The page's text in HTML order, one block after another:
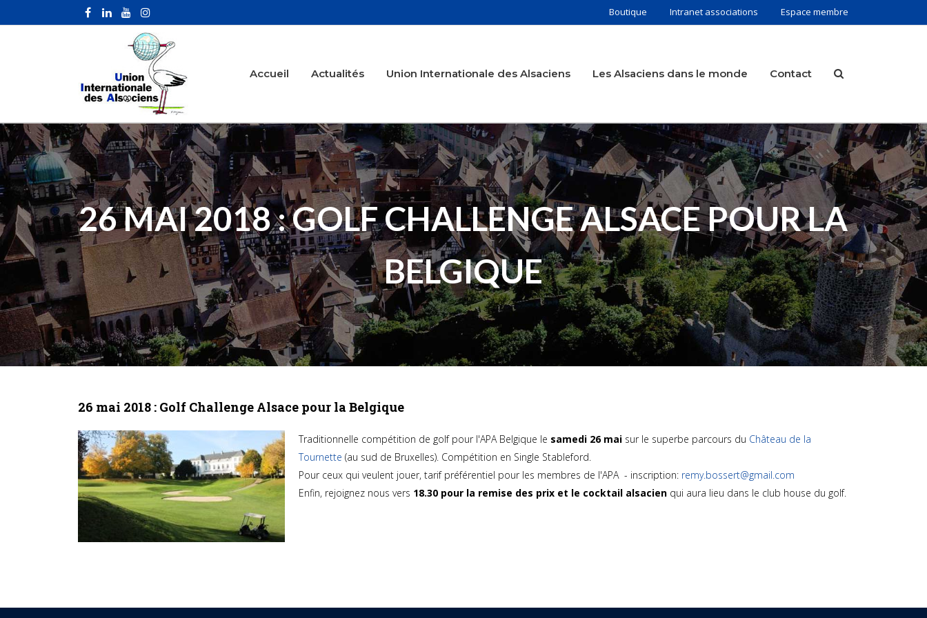
Boutique Intranet associations Espace membre
Accueil Actualités Union Internationale des Alsaciens Les Alsaciens dans le monde Contact
26 MAI 2018 : GOLF CHALLENGE ALSACE POUR LA
BELGIQUE
26 mai 2018 : Golf Challenge Alsace pour la Belgique
Traditionnelle compétition de golf pour l'APA Belgique le samedi 26 mai sur le superbe parcours du Château de la
Tournette (au sud de Bruxelles). Compétition en Single Stableford.
Pour ceux qui veulent jouer, tarif préférentiel pour les membres de l'APA - inscription: remy.bossert@gmail.com
Enfin, rejoignez nous vers 18.30 pour la remise des prix et le cocktail alsacien qui aura lieu dans le club house du golf.